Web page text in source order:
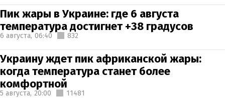
Пик жары в Украине: где 6 августа
температура достигнет +38 градусов
6 августа, 06:40 832
Украину ждет пик африканской жары:
когда температура станет более
комфортной
5 августа, 20:00 11481